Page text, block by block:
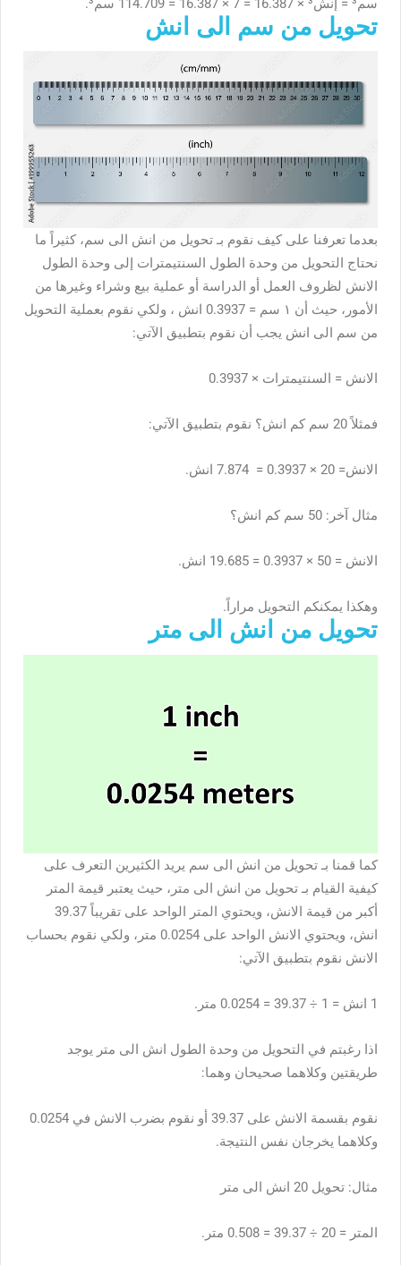
تحويل من سم الى انش
بعدما تعرفنا على كيف نقوم بـ تحويل من انش الى سم، كثيراً ما
نحتاج التحويل من وحدة الطول السنتيمترات إلى وحدة الطول
الانش لظروف العمل أو الدراسة أو عملية بيع وشراء وغيرها من
الأمور، حيث أن ١ سم = 0.3937 انش ، ولكي نقوم بعملية التحويل
من سم الى انش يجب أن نقوم بتطبيق الآتي:
الانش = السنتيمترات × 0.3937
فمثلاً 20 سم كم انش؟ نقوم بتطبيق الآتي:
الانش= 20 × 0.3937 = 7.874 انش.
مثال آخر: 50 سم كم انش؟
الانش = 50 × 0.3937 = 19.685 انش.
وهكذا يمكنكم التحويل مراراً.
تحويل من انش الى متر
كما قمنا بـ تحويل من انش الى سم يريد الكثيرين التعرف على
كيفية القيام بـ تحويل من انش الى متر، حيث يعتبر قيمة المتر
أكبر من قيمة الانش، ويحتوي المتر الواحد على تقريباً 39.37
انش، ويحتوي الانش الواحد على 0.0254 متر، ولكي نقوم بحساب
الانش نقوم بتطبيق الآتي:
1 انش = 1 ÷ 39.37 = 0.0254 متر.
اذا رغبتم في التحويل من وحدة الطول انش الى متر يوجد
طريقتين وكلاهما صحيحان وهما:
نقوم بقسمة الانش على 39.37 أو نقوم بضرب الانش في 0.0254
وكلاهما يخرجان نفس النتيجة.
مثال: تحويل 20 انش الى متر
المتر = 20 ÷ 39.37 = 0.508 متر.